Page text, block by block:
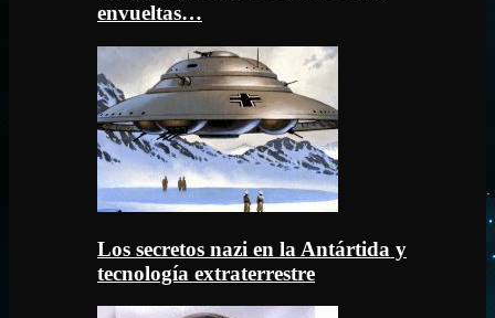
envueltas…
Los secretos nazi en la Antártida y
tecnología extraterrestre